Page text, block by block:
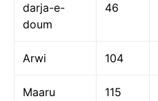
darja-e-
doum
46
Arwi 104
Maaru 115